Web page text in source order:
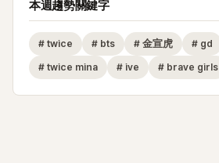
本週趨勢關鍵字
# twice # bts # 金宣虎 # gd
# twice mina # ive # brave girls